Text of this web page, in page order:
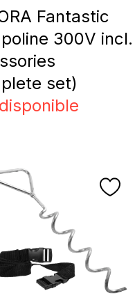
Fantastic
300V incl.
set)